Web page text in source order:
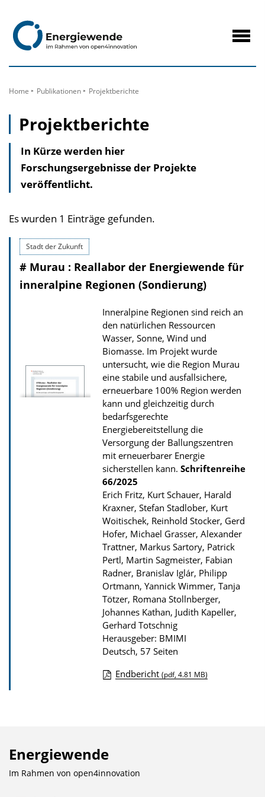
Home Publikationen Projektberichte
Projektberichte
In Kürze werden hier
Forschungsergebnisse der Projekte
veröffentlicht.
Es wurden 1 Einträge gefunden.
Stadt der Zukunft
# Murau : Reallabor der Energiewende für
inneralpine Regionen (Sondierung)
Inneralpine Regionen sind reich an
den natürlichen Ressourcen
Wasser, Sonne, Wind und
Biomasse. Im Projekt wurde
untersucht, wie die Region Murau
eine stabile und ausfallsichere,
erneuerbare 100% Region werden
kann und gleichzeitig durch
bedarfsgerechte
Energiebereitstellung die
Versorgung der Ballungszentren
mit erneuerbarer Energie
sicherstellen kann. Schriftenreihe
66/2025
Erich Fritz, Kurt Schauer, Harald
Kraxner, Stefan Stadlober, Kurt
Woitischek, Reinhold Stocker, Gerd
Hofer, Michael Grasser, Alexander
Trattner, Markus Sartory, Patrick
Pertl, Martin Sagmeister, Fabian
Radner, Branislav Iglár, Philipp
Ortmann, Yannick Wimmer, Tanja
Tötzer, Romana Stollnberger,
Johannes Kathan, Judith Kapeller,
Gerhard Totschnig
Herausgeber: BMIMI
Deutsch, 57 Seiten
l
o
Endbericht (pdf, 4.81 MB)
Energiewende
Im Rahmen von open4innovation